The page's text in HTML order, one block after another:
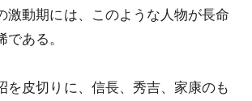
激動期には、このような人物が長命
ある。
を皮切りに、信長、秀吉、家康のも